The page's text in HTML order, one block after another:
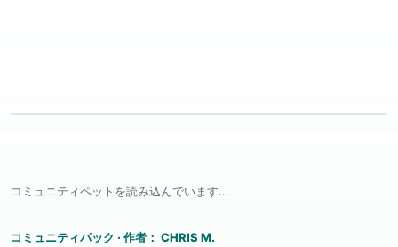
コミュニティペットを読み込んでいます...
コミュニティパック · 作者： CHRIS M.